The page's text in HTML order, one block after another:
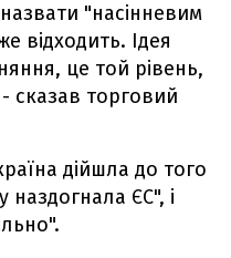
"насінневим
відходить. Ідея
це той рівень,
сказав торговий
дійшла до того
наздогнала ЄС", і